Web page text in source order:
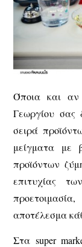
Όποια και αν
Γεωργίου σας
σειρά
μείγματα με
προϊόντων
επιτυχίας
αποτέλεσμα
Στα super